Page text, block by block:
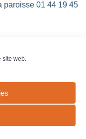
site web.
paroisse 01 44 19 45
.